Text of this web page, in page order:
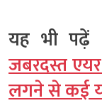
यह भी
जबरदस्त
लगने से कई